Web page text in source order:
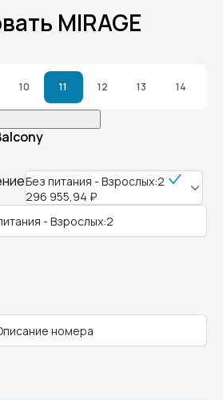
MIRAGE
10 11 12 13 14
Без питания - Взрослых:2
296 955,94 ₽
- Взрослых:2
номера